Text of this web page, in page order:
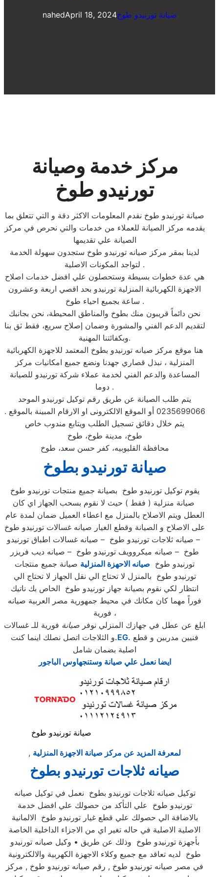
nahedApril 18, 2024صيانة تورنيدو طوخ
مركز خدمة وصيانة
تورنيدو طوخ
صيانة تورنيدو طوخ نقدم المعلومات الاكثر دقة و التي تتعلق بما
يقدمه مركز الصيانة للعملاء من خدمات والتي نحرص في مركز
الصيانة علي تقديمها
لدينا بمقر مركز صيانه تورنيدو طوخ ستجدون سهولة الخدمة
لتواجد المكونات الاصلية .
هي عدة خطوات بسيطة وستحصلون علي افضل خدمات اصلاح
الاجهزة الكهربائية المنزلية تورنيدو بحد اقصي اربعة وعشرون
ساعة بجميع احياء طوخ .
نحن دائماً قريبون منك بطوخ والمناطق المحيطة، نحن بجانبك
لتقديم الدعم الفني والمشورة وضمان إصلاح سريع، فقط ثق بنا
وبكفائتنا المهنية.
هنا موقع مركز صيانه تورنيدو بطوخ المعتمد للاجهزة الكهربائية
المنزلية ، نبذل قصاري جهدنا ونضع جميع امكانيات مركز
المساعدة والدعم الفني لخدمة عملاء شركة تورنيدو للصيانة
دوما .
يتم طلب الصيانة عن طريق رقم توكيل تورنيدو الموحد
0235699066 أو الموقع الالكترونى او الارقام المبينة بالموقع .
يتم خلال دقائق تسجيل الطلب ويتابع مندوب خاص
طوخ، مدينة طوخ، طوخ
محافظة القليوبيه، كفر حسن سعد، طوخ
صيانة تورنيدو بطوخ
يقوم توكيل تورنيدو طوخ بصيانة جميع منتجات تورنيدو طوخ
صيانة منزلية ( فقط ) حيث لا نقوم بسحب الجهاز اي كان
العطل ويتم الاصلاح بالمنزل مع اعطاء العميل ضمان لمدة عام
على الاصلاح و الصيانة وقطع الغيار صيانه غسالات تورنيدو طوخ
– صيانه ثلاجات تورنيدو طوخ – صيانه غسالات اطباق تورنيدو
طوخ – صيانه ميكروويف تورنيدو طوخ – صيانه ديب فريزر
تورنيدو طوخ صيانه الاحهزة المنزلية صيانة جميع منتجات
تورنيدو طوخ بالمنزل لا تحتاج الي نقل الجهاز لا تحتاج الي
انتظار لكي نقوم بصيانة جهاز تورنيدو طوخ الخاص بك ناتيك
فوراً مهما كان مكانك في محيط جمهورية مصر العربية صيانه
فورية ،
ابلغ عن عطل في جهازك المنزلي نوفر صيانة فورية للـ غسالات
و الثلاجات اتصل نصلك اينما كنت.EG.
اصلية بضمان شامل
ايضا نعمل علي صيانة وستنجهاوس الباجور
صيانة تورنيدو طوخ
, لمعرفة المزيد عن مركز صيانة الاجهزة المنزلية
صيانه ثلاجات تورنيدو بطوخ
توكيل صيانه ثلاجات تورنيدو بطوخ نعمل في توكيل صيانه
تورنيدو طوخ علي التأكد من حصولك علي افضل خدمة
بالاضافة الي حصولك علي قطع غيار تورنيدو طوخ الالمانية
الاصلية الاصلية في حاله تغير اي من الاجزاء الداخلية الخاصة
بأجهزة تورنيدو طوخ وذلك عن طريق • وكيل صيانه تورنيدو
طوخ لديه تعاقد مع جميع وكلاء الاجهزة الكهربية والالكترونية
في مصر صيانه تورنيدو طوخ , رقم صيانه تورنيدو طوخ , مركز